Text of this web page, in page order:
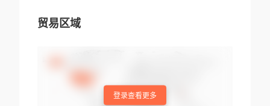
贸易区域
登录查看更多